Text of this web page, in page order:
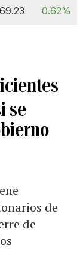
0.62%
se
de
de